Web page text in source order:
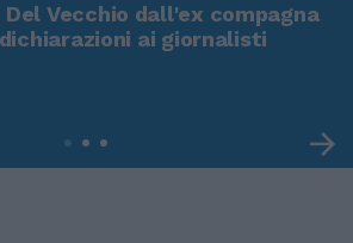
Vecchio dall'ex compagna
ai giornalisti